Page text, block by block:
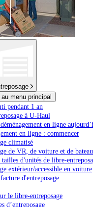
au menu principal
pendant 1 an
à U-Haul
en ligne
en ligne : commencer
climatisé
de VR, de voiture et de bateau
tailles d'unités de libre-
extérieur/accessible en voiture
d'entreposage
le libre-entreposage
d’entreposage